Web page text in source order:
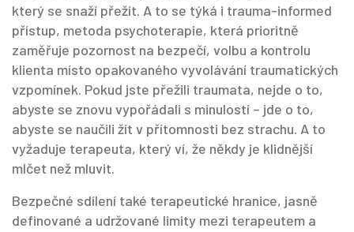
který se snaží přežít. A to se týká i trauma-informed
přístup, metoda psychoterapie, která prioritně
zaměřuje pozornost na bezpečí, volbu a kontrolu
klienta místo opakovaného vyvolávání traumatických
vzpomínek. Pokud jste přežili traumata, nejde o to,
abyste se znovu vypořádali s minulostí – jde o to,
abyste se naučili žít v přítomnosti bez strachu. A to
vyžaduje terapeuta, který ví, že někdy je klidnější
mlčet než mluvit.
Bezpečné sdílení také terapeutické hranice, jasně
definované a udržované limity mezi terapeutem a